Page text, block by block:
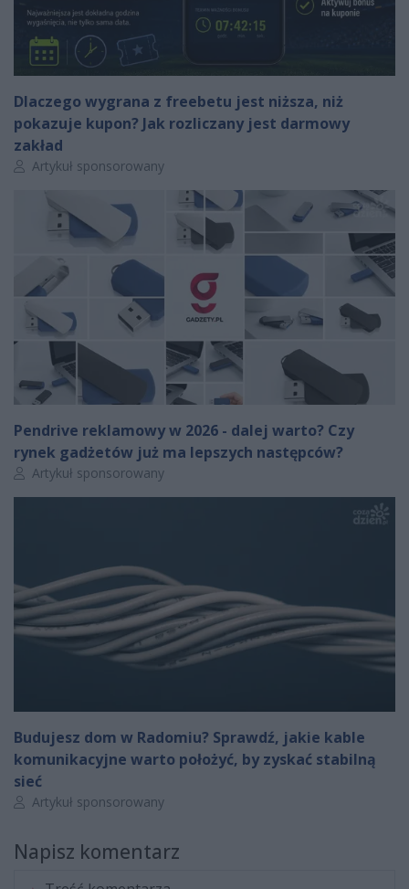
Dlaczego wygrana z freebetu jest niższa, niż
pokazuje kupon? Jak rozliczany jest darmowy
zakład
Autor artykułu:
Artykuł sponsorowany
Pendrive reklamowy w 2026 - dalej warto? Czy
rynek gadżetów już ma lepszych następców?
Autor artykułu:
Artykuł sponsorowany
Budujesz dom w Radomiu? Sprawdź, jakie kable
komunikacyjne warto położyć, by zyskać stabilną
sieć
Autor artykułu:
Artykuł sponsorowany
Napisz komentarz